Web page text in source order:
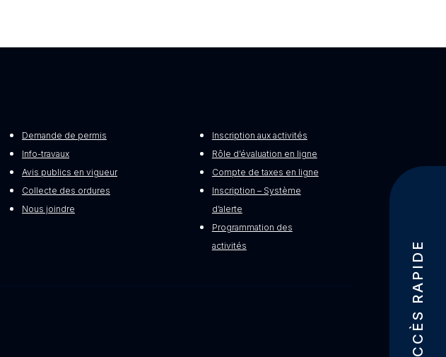
ACCÈS RAPIDE
Demande de permis
Info-travaux
Avis publics en vigueur
Collecte des ordures
Nous joindre
Inscription aux activités
Rôle d’évaluation en ligne
Compte de taxes en ligne
Inscription – Système
d’alerte
Programmation des
activités